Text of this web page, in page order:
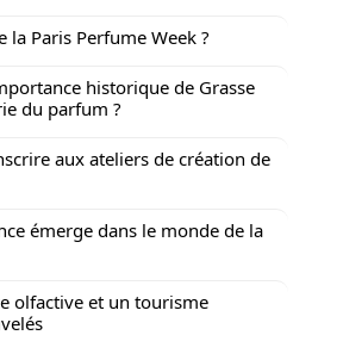
la Paris Perfume Week ?
historique de Grasse
du parfum ?
aux ateliers de création de
émerge dans le monde de la
olfactive et un tourisme